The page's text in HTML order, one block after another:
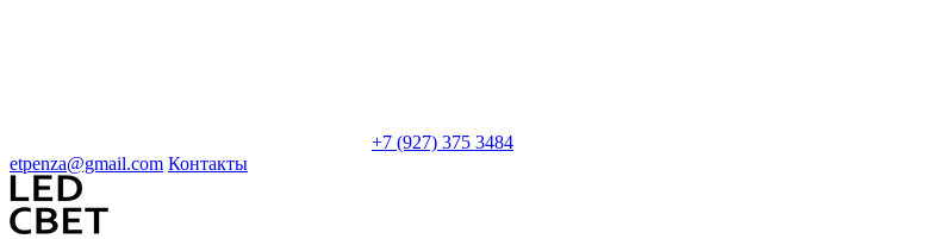
+7 (927) 375 3484
etpenza@gmail.com Контакты